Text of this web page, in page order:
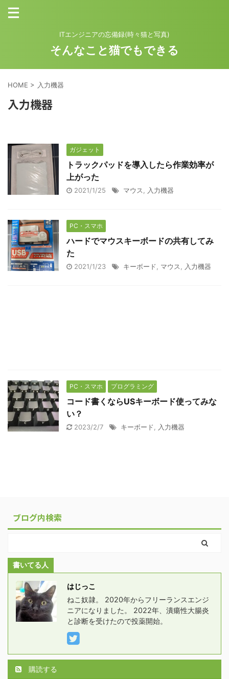
ITエンジニアの忘備録(時々猫と写真)
そんなこと猫でもできる
HOME > 入力機器
入力機器
ガジェット
トラックパッドを導入したら作業効率が
上がった
2021/1/25 マウス 入力機器
PC・スマホ
ハードでマウスキーボードの共有してみ
た
2021/1/23 キーボード マウス 入力機器
PC・スマホ プログラミング
コード書くならUSキーボード使ってみな
い？
2023/2/7 キーボード 入力機器
ブログ内検索
書いてる人
はじっこ
ねこ奴隷。 2020年からフリーランスエンジ
ニアになりました。 2022年、潰瘍性大腸炎
と診断を受けたので投薬開始。
購読する